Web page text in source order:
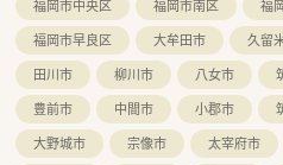
福岡市中央区 福岡市南区 福
福岡市早良区
大牟田市 久留
田川市
柳川市 八女市
豊前市
中間市 小郡市
大野城市
宗像市 太宰府市